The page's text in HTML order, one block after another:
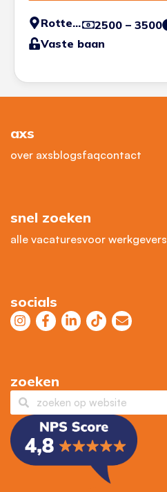
Rotterdam 2500 – 3500
Vaste baan
axs
over axsblogsfaqcontact
snel zoeken
alle vacaturesvoor werkgevers
socials
zoeken